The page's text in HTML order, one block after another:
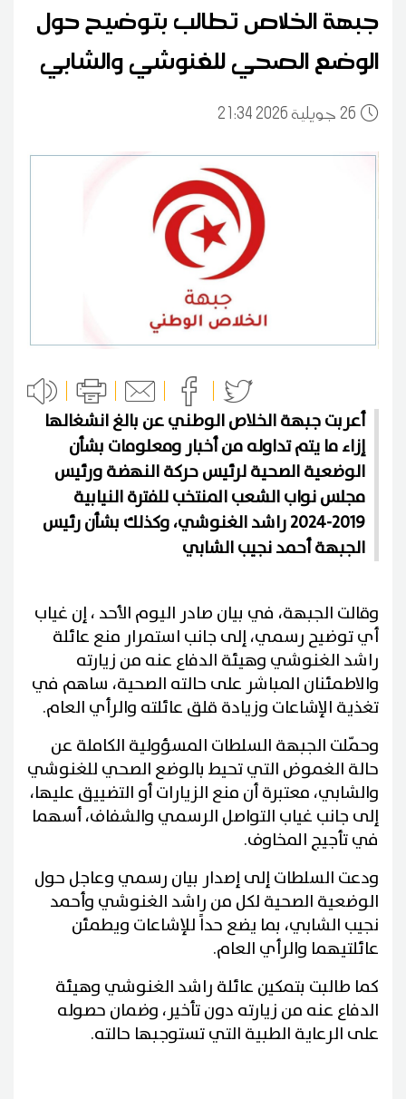
جبهة الخلاص تطالب بتوضيح حول
الوضع الصحي للغنوشي والشابي
26 21:34 2026 جويلية
أعربت جبهة الخلاص الوطني عن بالغ انشغالها
إزاء ما يتم تداوله من أخبار ومعلومات بشأن
الوضعية الصحية لرئيس حركة النهضة ورئيس
مجلس نواب الشعب المنتخب للفترة النيابية
2019-2024 راشد الغنوشي، وكذلك بشأن رئيس
الجبهة أحمد نجيب الشابي
وقالت الجبهة، في بيان صادر اليوم الأحد ، إن غياب
أي توضيح رسمي، إلى جانب استمرار منع عائلة
راشد الغنوشي وهيئة الدفاع عنه من زيارته
والاطمئنان المباشر على حالته الصحية، ساهم في
تغذية الإشاعات وزيادة قلق عائلته والرأي العام.
وحمّلت الجبهة السلطات المسؤولية الكاملة عن
حالة الغموض التي تحيط بالوضع الصحي للغنوشي
والشابي، معتبرة أن منع الزيارات أو التضييق عليها،
إلى جانب غياب التواصل الرسمي والشفاف، أسهما
في تأجيج المخاوف.
ودعت السلطات إلى إصدار بيان رسمي وعاجل حول
الوضعية الصحية لكل من راشد الغنوشي وأحمد
نجيب الشابي، بما يضع حداً للإشاعات ويطمئن
عائلتيهما والرأي العام.
كما طالبت بتمكين عائلة راشد الغنوشي وهيئة
الدفاع عنه من زيارته دون تأخير، وضمان حصوله
على الرعاية الطبية التي تستوجبها حالته.